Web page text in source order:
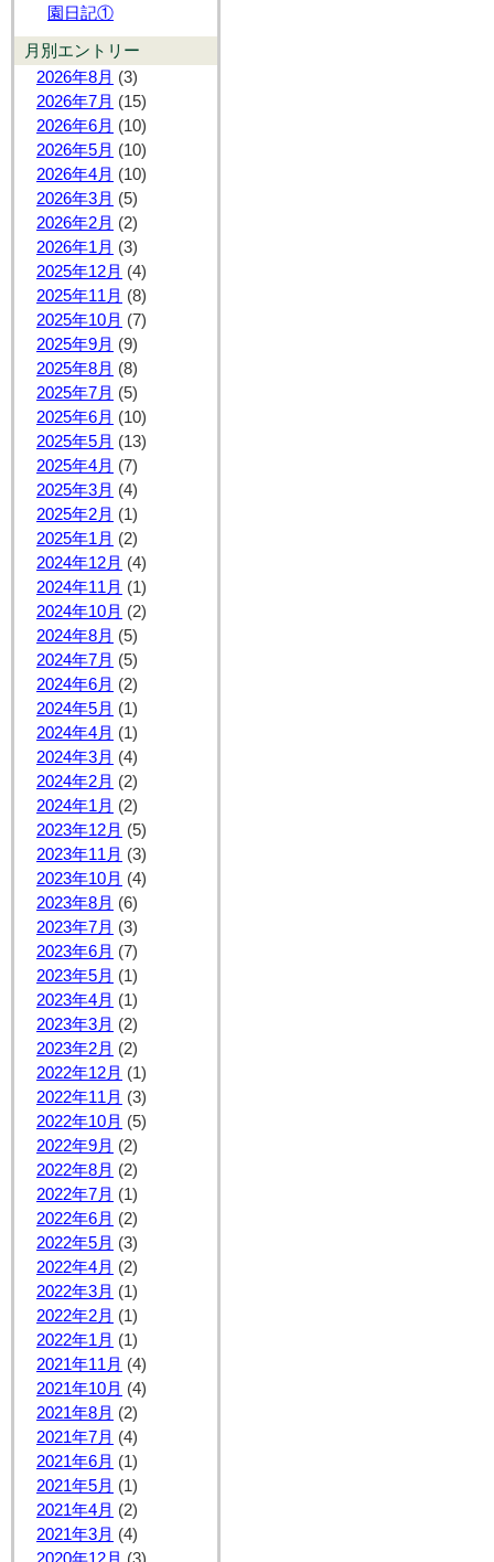
園日記①
月別エントリー
2026年8月 (3)
2026年7月 (15)
2026年6月 (10)
2026年5月 (10)
2026年4月 (10)
2026年3月 (5)
2026年2月 (2)
2026年1月 (3)
2025年12月 (4)
2025年11月 (8)
2025年10月 (7)
2025年9月 (9)
2025年8月 (8)
2025年7月 (5)
2025年6月 (10)
2025年5月 (13)
2025年4月 (7)
2025年3月 (4)
2025年2月 (1)
2025年1月 (2)
2024年12月 (4)
2024年11月 (1)
2024年10月 (2)
2024年8月 (5)
2024年7月 (5)
2024年6月 (2)
2024年5月 (1)
2024年4月 (1)
2024年3月 (4)
2024年2月 (2)
2024年1月 (2)
2023年12月 (5)
2023年11月 (3)
2023年10月 (4)
2023年8月 (6)
2023年7月 (3)
2023年6月 (7)
2023年5月 (1)
2023年4月 (1)
2023年3月 (2)
2023年2月 (2)
2022年12月 (1)
2022年11月 (3)
2022年10月 (5)
2022年9月 (2)
2022年8月 (2)
2022年7月 (1)
2022年6月 (2)
2022年5月 (3)
2022年4月 (2)
2022年3月 (1)
2022年2月 (1)
2022年1月 (1)
2021年11月 (4)
2021年10月 (4)
2021年8月 (2)
2021年7月 (4)
2021年6月 (1)
2021年5月 (1)
2021年4月 (2)
2021年3月 (4)